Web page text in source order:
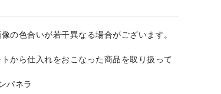
の色合いが若干異なる場合がございます。
から仕入れをおこなった商品を取り扱って
パネラ